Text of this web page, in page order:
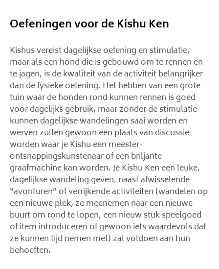
Oefeningen voor de Kishu Ken
Kishus vereist dagelijkse oefening en stimulatie,
maar als een hond die is gebouwd om te rennen en
te jagen, is de kwaliteit van de activiteit belangrijker
dan de fysieke oefening. Het hebben van een grote
tuin waar de honden rond kunnen rennen is goed
voor dagelijks gebruik, maar zonder de stimulatie
kunnen dagelijkse wandelingen saai worden en
werven zullen gewoon een plaats van discussie
worden waar je Kishu een meester-
ontsnappingskunstenaar of een briljante
graafmachine kan worden. Je Kishu Ken een leuke,
dagelijkse wandeling geven, naast afwisselende
“avonturen” of verrijkende activiteiten (wandelen op
een nieuwe plek, ze meenemen naar een nieuwe
buurt om rond te lopen, een nieuw stuk speelgoed
of item introduceren of gewoon iets waardevols dat
ze kunnen tijd nemen met) zal voldoen aan hun
behoeften.